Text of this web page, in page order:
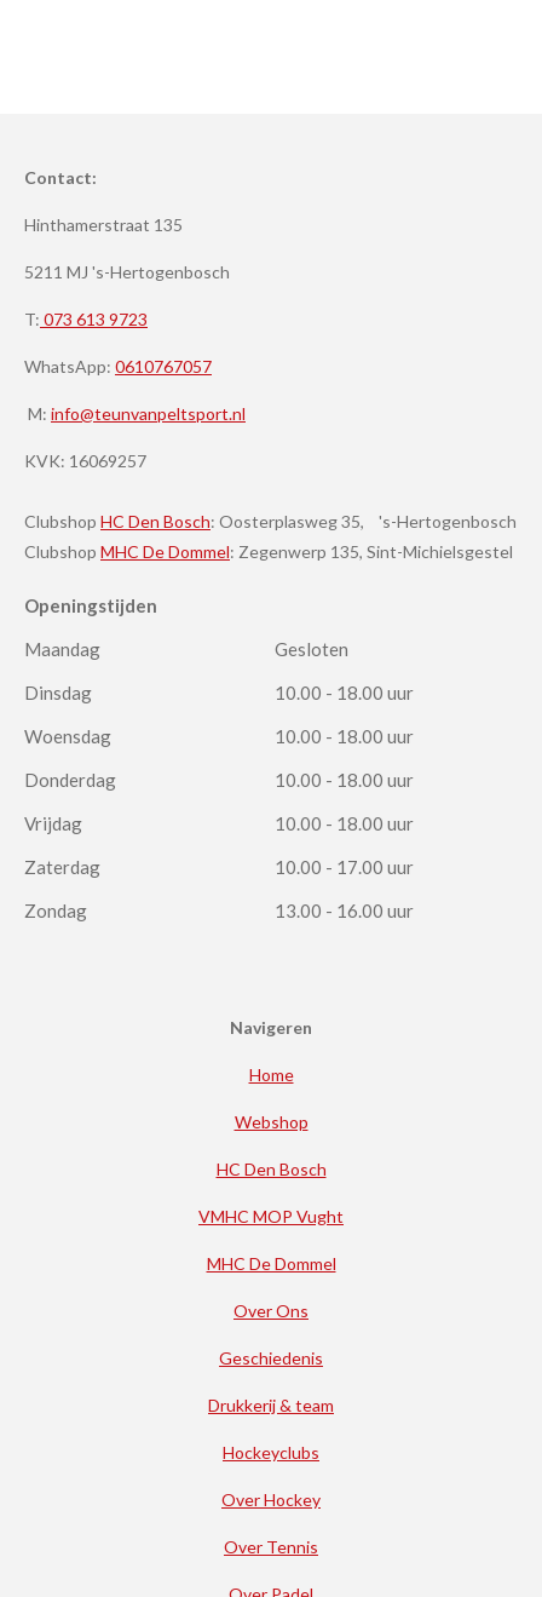
Contact:
Hinthamerstraat 135
5211 MJ 's-Hertogenbosch
T: 073 613 9723
WhatsApp: 0610767057
M: info@teunvanpeltsport.nl
KVK: 16069257
Clubshop HC Den Bosch: Oosterplasweg 35, 's-Hertogenbosch
Clubshop MHC De Dommel: Zegenwerp 135, Sint-Michielsgestel
Openingstijden
Maandag
Gesloten
Dinsdag
10.00 - 18.00 uur
Woensdag
10.00 - 18.00 uur
Donderdag
10.00 - 18.00 uur
Vrijdag
10.00 - 18.00 uur
Zaterdag
10.00 - 17.00 uur
Zondag
13.00 - 16.00 uur
Navigeren
Home
Webshop
HC Den Bosch
VMHC MOP Vught
MHC De Dommel
Over Ons
Geschiedenis
Drukkerij & team
Hockeyclubs
Over Hockey
Over Tennis